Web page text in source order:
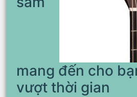
mang đến cho
vượt thời gian